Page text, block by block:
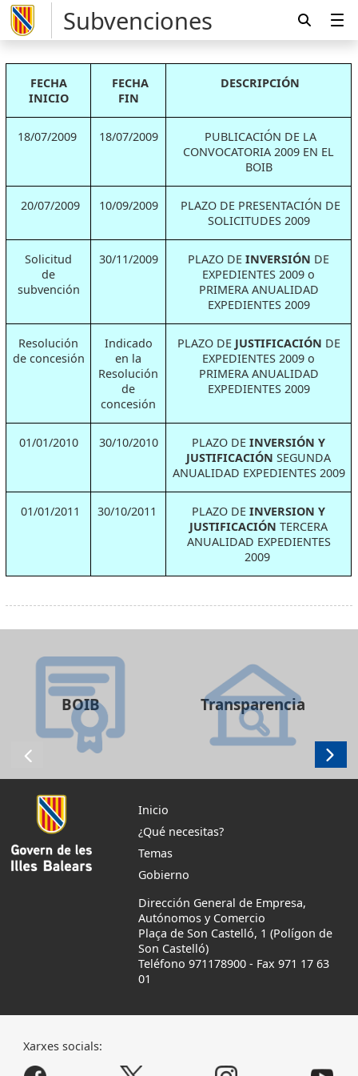
Subvenciones
FECHA
INICIO
FECHA
FIN
DESCRIPCIÓN
18/07/2009 18/07/2009
PUBLICACIÓN DE LA
CONVOCATORIA 2009 EN EL
BOIB
20/07/2009 10/09/2009
PLAZO DE PRESENTACIÓN DE
SOLICITUDES 2009
Solicitud
de
subvención
30/11/2009 PLAZO DEINVERSIÓN DE
EXPEDIENTES 2009 o
PRIMERA ANUALIDAD
EXPEDIENTES 2009
Resolución
de concesión
Indicado
en la
Resolución
de
concesión
PLAZO DE JUSTIFICACIÓN DE
EXPEDIENTES 2009 o
PRIMERA ANUALIDAD
EXPEDIENTES 2009
01/01/2010 30/10/2010 PLAZO DEINVERSIÓN Y
JUSTIFICACIÓN SEGUNDA
ANUALIDAD EXPEDIENTES 2009
01/01/2011 30/10/2011 PLAZO DEINVERSION Y
JUSTIFICACIÓN TERCERA
ANUALIDAD EXPEDIENTES
2009
BOIB Transparencia
Inicio
¿Qué necesitas?
Temas
Gobierno
Dirección General de Empresa,
Autónomos y Comercio
Plaça de Son Castelló, 1 (Polígon de
Son Castelló)
Teléfono 971178900 - Fax 971 17 63
01
Xarxes socials: